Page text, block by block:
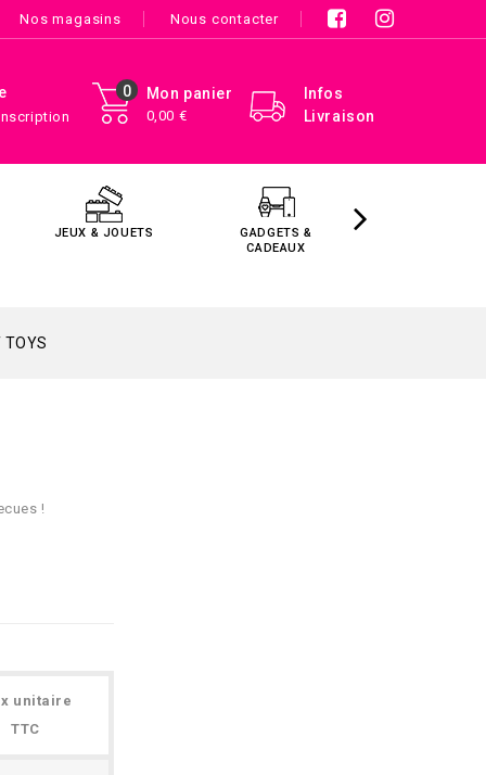
Nos magasins Nous contacter
Infos
Livraison
Mon panier
0,00 €
0
JEUX & JOUETS
GADGETS &
CADEAUX
TOYS
!
unitaire
TTC